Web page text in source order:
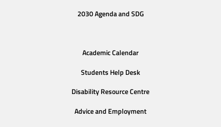
2030 Agenda and SDG
Academic Calendar
Students Help Desk
Disability Resource Centre
Advice and Employment